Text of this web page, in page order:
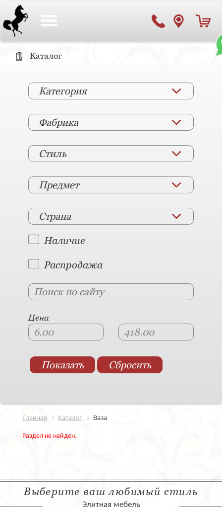
Каталог
Категория
Фабрика
Стиль
Предмет
Страна
Наличие
Распродажа
Цена
Главная Каталог Ваза
Раздел не найден.
Выберите ваш любимый стиль
Элитная мебель